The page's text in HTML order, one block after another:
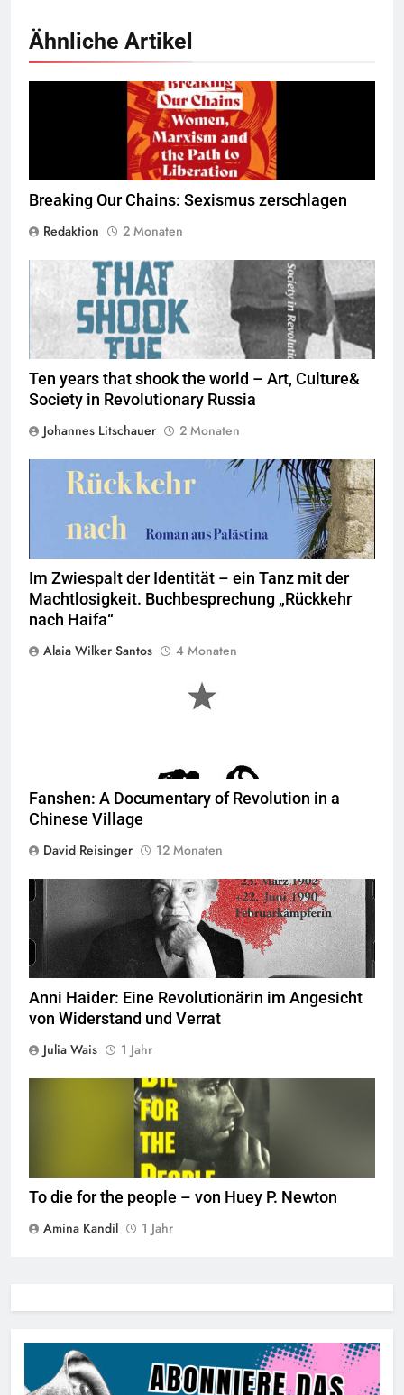
Ähnliche Artikel
Breaking our Chains © SWP
Breaking Our Chains: Sexismus zerschlagen
Redaktion
2 Monaten
Ten years that shook the world – Art, Culture&
Society in Revolutionary Russia
Johannes Litschauer
2 Monaten
Im Zwiespalt der Identität – ein Tanz mit der
Machtlosigkeit. Buchbesprechung „Rückkehr
nach Haifa“
Alaia Wilker Santos
4 Monaten
Fanshen: A Documentary of Revolution in a
Chinese Village
David Reisinger
12 Monaten
Anni Haider: Eine Revolutionärin im Angesicht
von Widerstand und Verrat
Julia Wais
1 Jahr
To die for the people – von Huey P. Newton
Amina Kandil
1 Jahr